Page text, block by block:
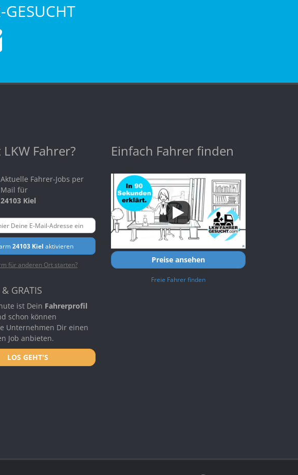
Fahrer?
Aktuelle Fahrer-Jobs per
Mail für
24103 Kiel
24103 Kiel aktivieren
für anderen Ort starten?
GRATIS
ist Dein Fahrerprofil
schon können
Unternehmen Dir einen
Job anbieten.
LOS GEHT'S
Einfach Fahrer finden
Preise ansehen
Freie Fahrer finden